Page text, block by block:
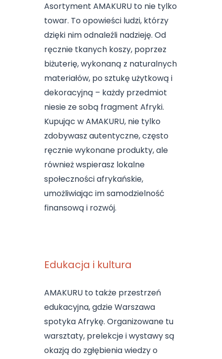
Asortyment AMAKURU to nie tylko
towar. To opowieści ludzi, którzy
dzięki nim odnaleźli nadzieję. Od
ręcznie tkanych koszy, poprzez
biżuterię, wykonaną z naturalnych
materiałów, po sztukę użytkową i
dekoracyjną – każdy przedmiot
niesie ze sobą fragment Afryki.
Kupując w AMAKURU, nie tylko
zdobywasz autentyczne, często
ręcznie wykonane produkty, ale
również wspierasz lokalne
społeczności afrykańskie,
umożliwiając im samodzielność
finansową i rozwój.
Edukacja i kultura
AMAKURU to także przestrzeń
edukacyjna, gdzie Warszawa
spotyka Afrykę. Organizowane tu
warsztaty, prelekcje i wystawy są
okazją do zgłębienia wiedzy o